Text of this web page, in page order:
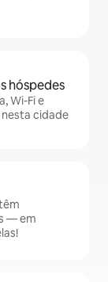
hóspedes
Wi-Fi e
nesta cidade
— em